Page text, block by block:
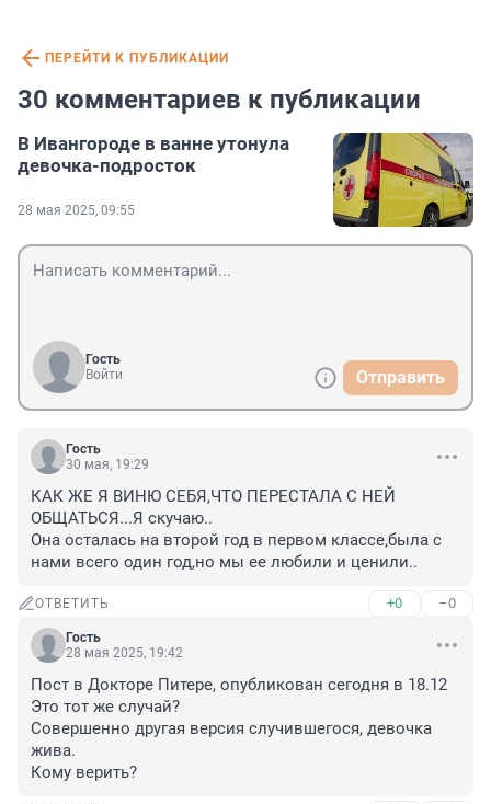
ПЕРЕЙТИ К ПУБЛИКАЦИИ
30 комментариев к публикации
В Ивангороде в ванне утонула
девочка-подросток
28 мая 2025, 09:55
Гость
Войти
Отправить
Гость
30 мая, 19:29
КАК ЖЕ Я ВИНЮ СЕБЯ,ЧТО ПЕРЕСТАЛА С НЕЙ
ОБЩАТЬСЯ...Я скучаю..
Она осталась на второй год в первом классе,была с
нами всего один год,но мы ее любили и ценили..
ОТВЕТИТЬ +0 –0
Гость
28 мая 2025, 19:42
Пост в Докторе Питере, опубликован сегодня в 18.12
Это тот же случай?
Совершенно другая версия случившегося, девочка
жива.
Кому верить?